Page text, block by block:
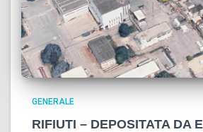
GENERALE
RIFIUTI – DEPOSITATA DA